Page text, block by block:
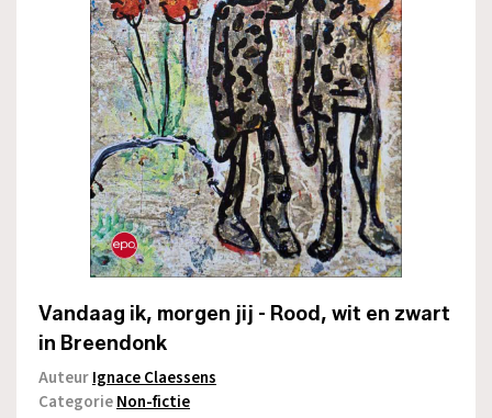
Vandaag ik, morgen jij - Rood, wit en zwart
in Breendonk
AuteurIgnace Claessens
CategorieNon-fictie